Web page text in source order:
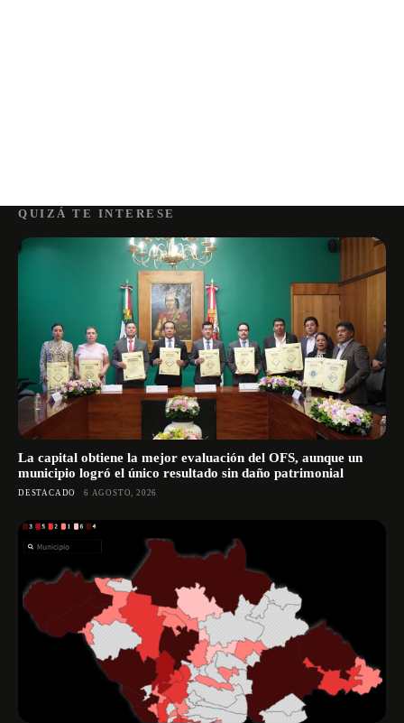
QUIZÁ TE INTERESE
La capital obtiene la mejor evaluación del OFS, aunque un
municipio logró el único resultado sin daño patrimonial
DESTACADO 6 AGOSTO, 2026